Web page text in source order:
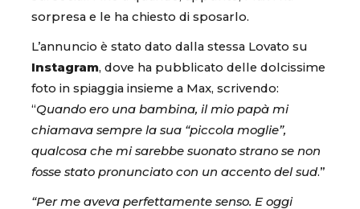
sorpresa e le ha chiesto di sposarlo.
L’annuncio è stato dato dalla stessa Lovato su
Instagram, dove ha pubblicato delle dolcissime
foto in spiaggia insieme a Max, scrivendo:
“Quando ero una bambina, il mio papà mi
chiamava sempre la sua “piccola moglie”,
qualcosa che mi sarebbe suonato strano se non
fosse stato pronunciato con un accento del sud.”
“Per me aveva perfettamente senso. E oggi